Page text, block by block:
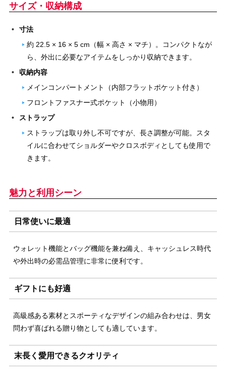
サイズ・収納構成
寸法
約 22.5 × 16 × 5 cm（幅 × 高さ × マチ）。コンパクトなが
ら、外出に必要なアイテムをしっかり収納できます。
収納内容
メインコンパートメント（内部フラットポケット付き）
フロントファスナー式ポケット（小物用）
ストラップ
ストラップは取り外し不可ですが、長さ調整が可能。スタ
イルに合わせてショルダーやクロスボディとしても使用で
きます。
魅力と利用シーン
日常使いに最適
ウォレット機能とバッグ機能を兼ね備え、キャッシュレス時代
や外出時の必需品管理に非常に便利です。
ギフトにも好適
高級感ある素材とスポーティなデザインの組み合わせは、男女
問わず喜ばれる贈り物としても適しています。
末長く愛用できるクオリティ